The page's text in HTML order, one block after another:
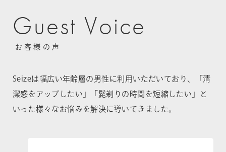
Guest Voice
お客様の声
Seizeは幅広い年齢層の男性に利用いただいており、「清
潔感をアップしたい」「髭剃りの時間を短縮したい」と
いった様々なお悩みを解決に導いてきました。